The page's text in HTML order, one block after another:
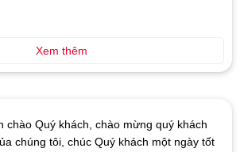
Quý khách, chào mừng quý khách
chúng tôi, chúc Quý khách một ngày tốt
Xem thêm